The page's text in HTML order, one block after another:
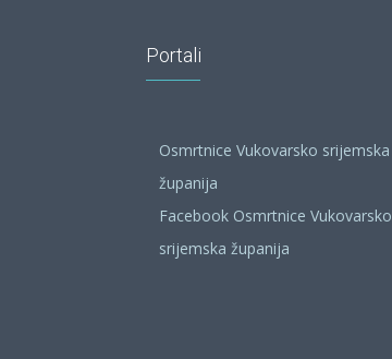
Portali
Osmrtnice Vukovarsko srijemska
županija
Facebook Osmrtnice Vukovarsko
srijemska županija